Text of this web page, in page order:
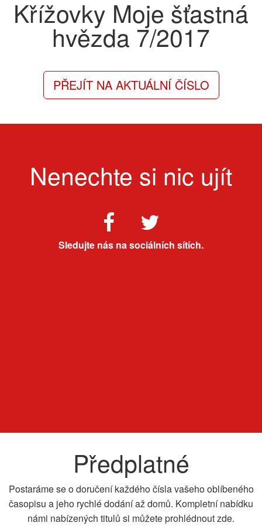
Křížovky Moje šťastná
hvězda 7/2017
PŘEJÍT NA AKTUÁLNÍ ČÍSLO
Nenechte si nic ujít
Sledujte nás na sociálních sítích.
Předplatné
Postaráme se o doručení každého čísla vašeho oblíbeného
časopisu a jeho rychlé dodání až domů. Kompletní nabídku
námi nabízených titulů si můžete prohlédnout zde.